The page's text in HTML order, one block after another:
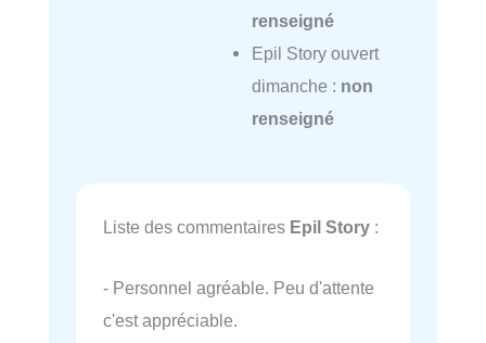
renseigné
Epil Story ouvert
dimanche : non
renseigné
Liste des commentaires Epil Story :
- Personnel agréable. Peu d'attente
c'est appréciable.